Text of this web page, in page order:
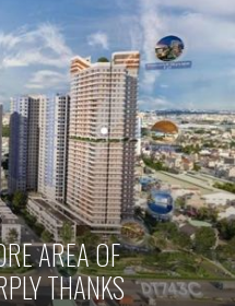
AREA OF
THANKS